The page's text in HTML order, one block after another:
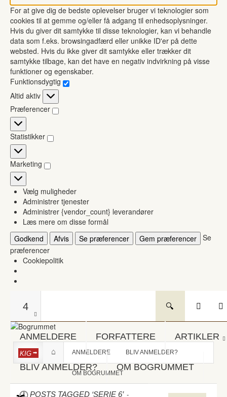
For at give dig de bedste oplevelser bruger vi teknologier som
cookies til at gemme og/eller få adgang til enhedsoplysninger.
Hvis du giver dit samtykke til disse teknologier, kan vi behandle
data som f.eks. browsingadfærd eller unikke ID'er på dette
websted. Hvis du ikke giver dit samtykke eller trækker dit
samtykke tilbage, kan det have en negativ indvirkning på visse
funktioner og egenskaber.
Funktionsdygtig
Funktionsdygtig
Altid aktiv
Præferencer
Præferencer
Statistikker
Statistikker
Marketing
Marketing
Vælg muligheder
Administrer tjenester
Administrer {vendor_count} leverandører
Læs mere om disse formål
Godkend
Afvis Se præferencer Gem præferencer Se
præferencer
Cookiepolitik
4
ANMELDERE FORFATTERE ARTIKLER
BLIV ANMELDER? OM BOGRUMMET
KIG ANMELDERE BLIV ANMELDER?
OM BOGRUMMET
POSTS TAGGED ‘SERIE 6’ -